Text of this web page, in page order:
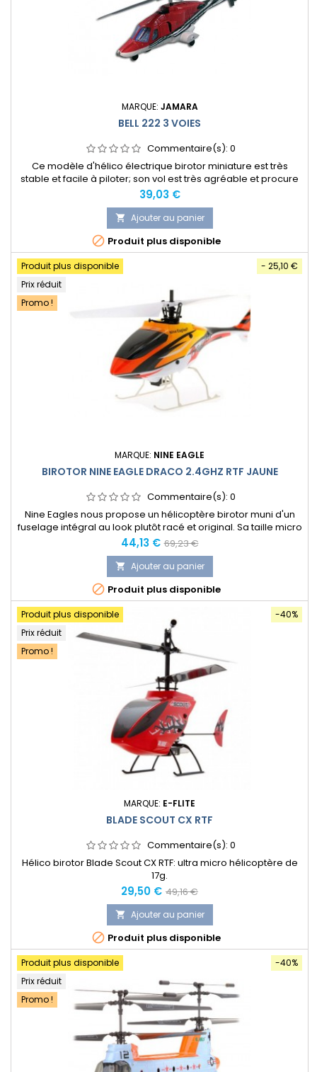
MARQUE: JAMARA
BELL 222 3 VOIES
Commentaire(s): 0
Ce modèle d'hélico électrique birotor miniature est très
stable et facile à piloter; son vol est très agréable et procure
un plaisir certain. Vous ravirez tout votre entourage avec
cette merveilleuse machine dont les fonctions pilotées sont
les suivantes:
Prix
39,03 €
 Ajouter au panier
 Produit plus disponible
- 25,10 €
Produit plus disponible
Prix réduit
Promo !
MARQUE: NINE EAGLE
BIROTOR NINE EAGLE DRACO 2.4GHZ RTF JAUNE
Commentaire(s): 0
Nine Eagles nous propose un hélicoptère birotor muni d'un
fuselage intégral au look plutôt racé et original. Sa taille micro
vous permet de le piloter chez vous dans votre salon en toute
quiétude.
Prix
44,13 € Prix
normal
69,23 €
 Ajouter au panier
 Produit plus disponible
-40%
Produit plus disponible
Prix réduit
Promo !
MARQUE: E-FLITE
BLADE SCOUT CX RTF
Commentaire(s): 0
Hélico birotor Blade Scout CX RTF: ultra micro hélicoptère de
17g.
Prix
29,50 € Prix
normal
49,16 €
 Ajouter au panier
 Produit plus disponible
-40%
Produit plus disponible
Prix réduit
Promo !